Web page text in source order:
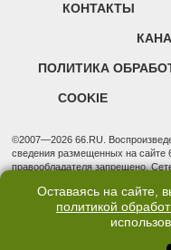
КОНТАКТЫ
ПОЛИТИКА
COOKIE
©2007—2026 66.RU.
сведения размещенных на сайте
правообладателя запрещено.
надзору в сфере связи,
(Роскомнадзор).
Учредитель: Общество с
Оставаясь на сайте,
политикой